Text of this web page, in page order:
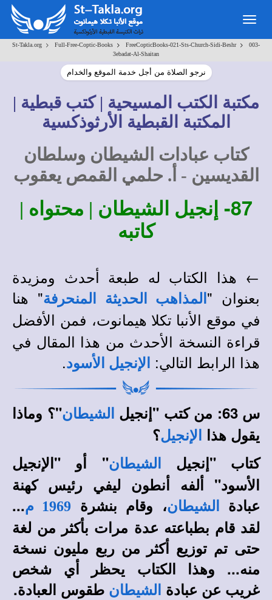
St-Takla.org > Full-Free-Coptic-Books > FreeCopticBooks-021-Sts-Church-Sidi-Beshr>
003-
3ebadat-Al-Shaitan
نرجو الصلاة من أجل خدمة الموقع والخدام
مكتبة الكتب المسيحية | كتب قبطية |
المكتبة القبطية الأرثوذكسية
كتاب عبادات الشيطان وسلطان
القديسين - أ. حلمي القمص يعقوب
87-
إنجيل الشيطان | محتواه |
كاتبه
← هذا الكتاب له طبعة أحدث ومزيدة
بعنوان " المذاهب الحديثة المنحرفة" هنا
في موقع الأنبا تكلا هيمانوت، فمن الأفضل
قراءة النسخة الأحدث من هذا المقال في
هذا الرابط التالي:
الإنجيل الأسود.
س 63: من كتب "إنجيل الشيطان"؟ وماذا
يقول هذا
الإنجيل؟
كتاب "إنجيل
الشيطان" أو "الإنجيل
الأسود" ألفه أنطون ليفي رئيس كهنة
عبادة
الشيطان، وقام بنشرة 1969 م
...
لقد قام بطباعته عدة مرات بأكثر من لغة
حتى تم توزيع أكثر من ربع مليون نسخة
منه... وهذا الكتاب يحظر أي شخص
غريب عن عبادة
الشيطان طقوس العبادة.